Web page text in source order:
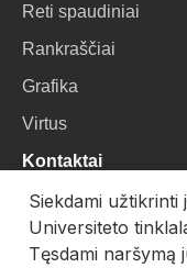
Reti spaudiniai
Rankraščiai
Grafika
Virtus
Kontaktai
VU Biblioteka
Universiteto g. 3,
Siekdami užtikrinti
Universiteto
Tęsdami naršymą